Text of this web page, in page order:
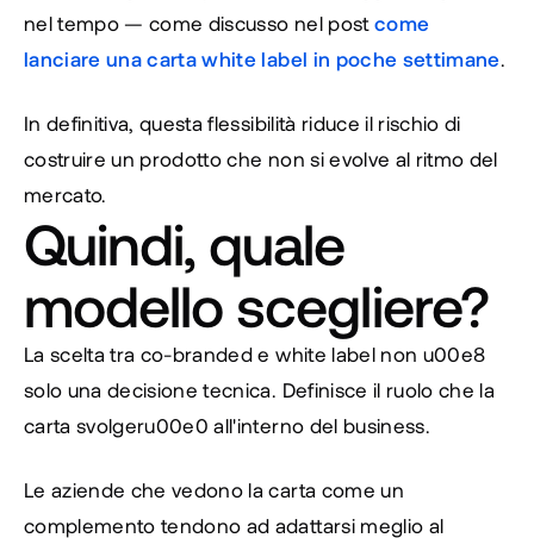
nel tempo — come discusso nel post come
lanciare una carta white label in poche settimane.
In definitiva, questa flessibilità riduce il rischio di
costruire un prodotto che non si evolve al ritmo del
mercato.
Quindi, quale
modello scegliere?
La scelta tra co-branded e white label non u00e8
solo una decisione tecnica. Definisce il ruolo che la
carta svolgeru00e0 all'interno del business.
Le aziende che vedono la carta come un
complemento tendono ad adattarsi meglio al